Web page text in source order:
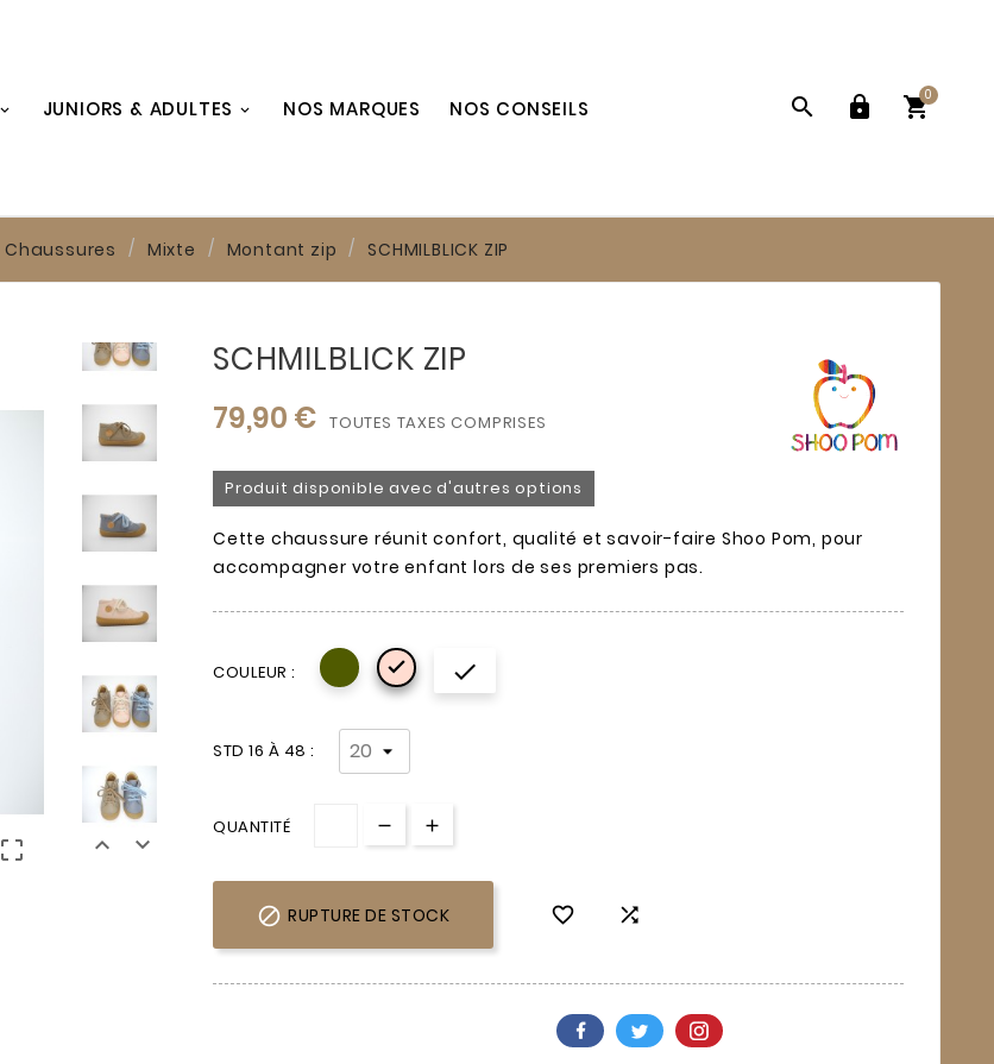
JUNIORS & ADULTES NOS MARQUES NOS CONSEILS   
0
Chaussures Mixte Montant zip SCHMILBLICK ZIP
  
SCHMILBLICK ZIP
79,90 € TOUTES TAXES COMPRISES
Produit disponible avec d'autres options
Cette chaussure réunit confort, qualité et savoir-faire Shoo Pom, pour
accompagner votre enfant lors de ses premiers pas.
COULEUR :  
STD 16 À 48 :
QUANTITÉ
 RUPTURE DE STOCK  